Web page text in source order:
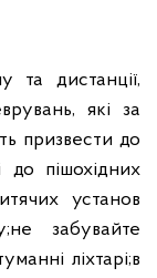
та дистанції,
які за
призвести до
до пішохідних
установ
не забувайте
ліхтарі;в